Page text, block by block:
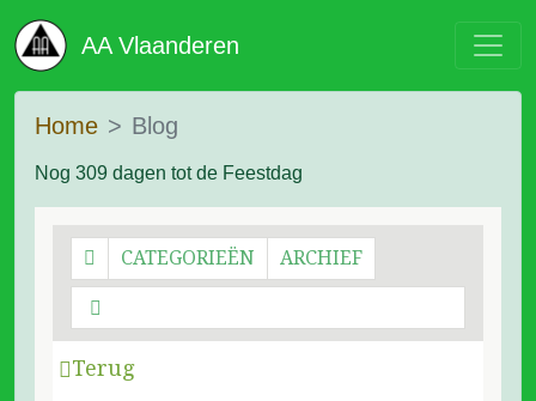
AA Vlaanderen
Home Blog
Nog 309 dagen tot de Feestdag
CATEGORIEËN ARCHIEF
Terug